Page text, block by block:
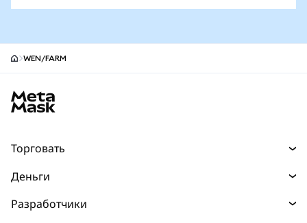
WEN/FARM
Торговать
Прогнозы
Деньги
Разработчики